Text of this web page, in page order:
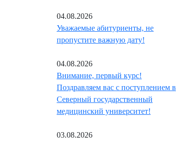
04.08.2026
Уважаемые абитуриенты, не
пропустите важную дату!
04.08.2026
Внимание, первый курс!
Поздравляем вас с поступлением в
Северный государственный
медицинский университет!
03.08.2026